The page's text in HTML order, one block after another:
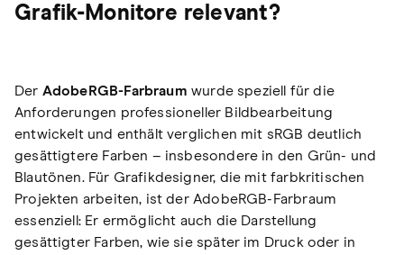
Grafik-Monitore relevant?
Der AdobeRGB-Farbraum wurde speziell für die
Anforderungen professioneller Bildbearbeitung
entwickelt und enthält verglichen mit sRGB deutlich
gesättigtere Farben – insbesondere in den Grün- und
Blautönen. Für Grafikdesigner, die mit farbkritischen
Projekten arbeiten, ist der AdobeRGB-Farbraum
essenziell: Er ermöglicht auch die Darstellung
gesättigter Farben, wie sie später im Druck oder in